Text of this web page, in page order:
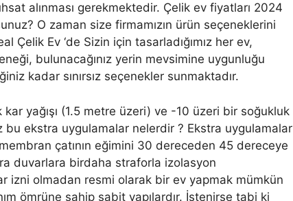
alınması gerekmektedir. Çelik ev fiyatları 2024
O zaman size firmamızın ürün seçeneklerini
Ev ‘de Sizin için tasarladığımız her ev,
bulunacağınız yerin mevsimine uygunluğu
kadar sınırsız seçenekler sunmaktadır.
yağışı (1.5 metre üzeri) ve -10 üzeri bir soğukluk
bu ekstra uygulamalar nelerdir ? Ekstra uygulamalar
çatının eğimini 30 dereceden 45 dereceye
duvarlara birdaha straforla izolasyon
izni olmadan resmi olarak bir ev yapmak mümkün
ömrüne sahip sabit yapılardır. İstenirse tabi ki